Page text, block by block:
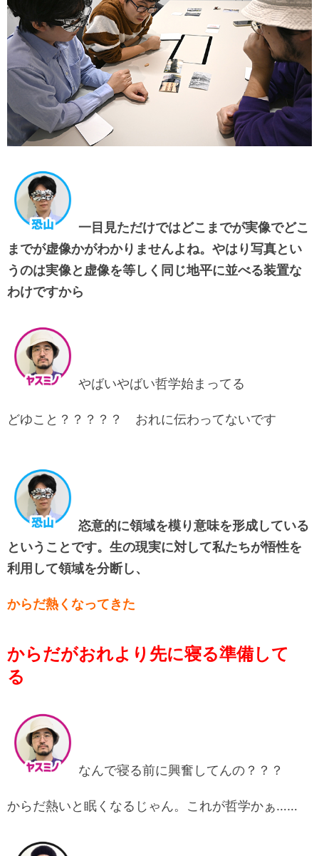
一目見ただけではどこまでが実像でどこ
までが虚像かがわかりませんよね。やはり写真とい
うのは実像と虚像を等しく同じ地平に並べる装置な
わけですから
やばいやばい哲学始まってる
どゆこと？？？？？ おれに伝わってないです
恣意的に領域を模り意味を形成している
ということです。生の現実に対して私たちが悟性を
利用して領域を分断し、
からだ熱くなってきた
からだがおれより先に寝る準備して
る
なんで寝る前に興奮してんの？？？
からだ熱いと眠くなるじゃん。これが哲学かぁ……